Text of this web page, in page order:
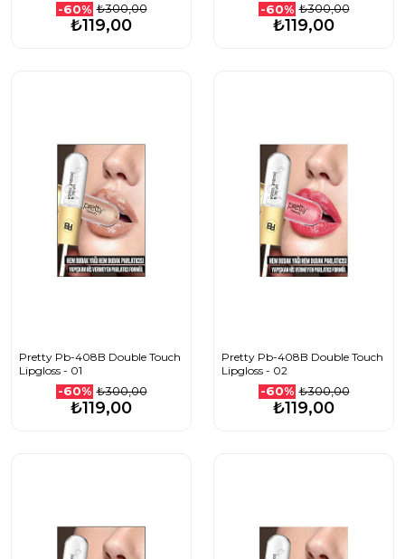
-60% ₺300,00
₺119,00
-60% ₺300,00
₺119,00
Pretty Pb-408B Double Touch
Lipgloss - 01
-60% ₺300,00
₺119,00
Pretty Pb-408B Double Touch
Lipgloss - 02
-60% ₺300,00
₺119,00